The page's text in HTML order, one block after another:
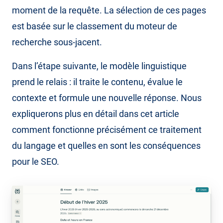
moment de la requête. La sélection de ces pages
est basée sur le classement du moteur de
recherche sous-jacent.
Dans l’étape suivante, le modèle linguistique
prend le relais : il traite le contenu, évalue le
contexte et formule une nouvelle réponse. Nous
expliquerons plus en détail dans cet article
comment fonctionne précisément ce traitement
du langage et quelles en sont les conséquences
pour le SEO.